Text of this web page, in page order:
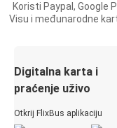
Koristi Paypal, Google
Visu i međunarodne
Digitalna karta i
praćenje uživo
Otkrij FlixBus aplikaciju